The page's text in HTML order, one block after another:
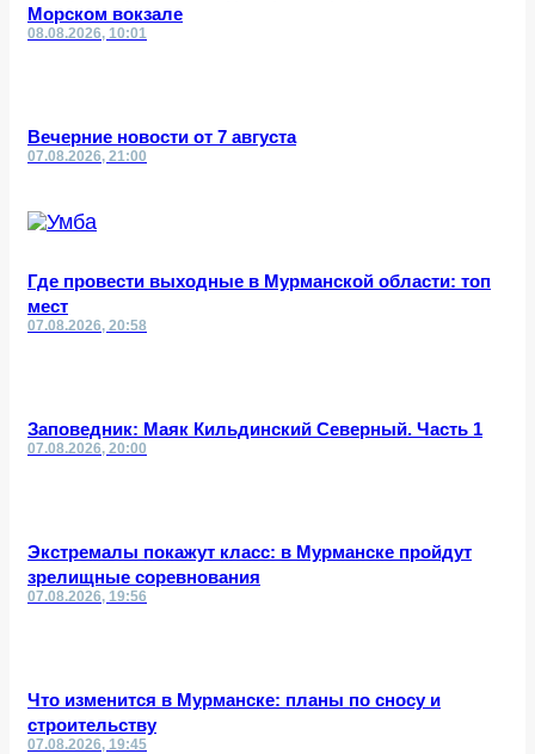
Морском вокзале
08.08.2026, 10:01
Вечерние новости от 7 августа
07.08.2026, 21:00
Где провести выходные в Мурманской области: топ
мест
07.08.2026, 20:58
Заповедник: Маяк Кильдинский Северный. Часть 1
07.08.2026, 20:00
Экстремалы покажут класс: в Мурманске пройдут
зрелищные соревнования
07.08.2026, 19:56
Что изменится в Мурманске: планы по сносу и
строительству
07.08.2026, 19:45